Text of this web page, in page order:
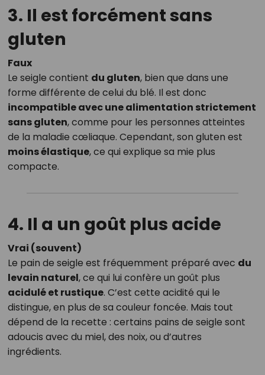
3. Il est forcément sans
gluten
Faux
Le seigle contient du gluten, bien que dans une
forme différente de celui du blé. Il est donc
incompatible avec une alimentation strictement
sans gluten, comme pour les personnes atteintes
de la maladie cœliaque. Cependant, son gluten est
moins élastique, ce qui explique sa mie plus
compacte.
4. Il a un goût plus acide
Vrai (souvent)
Le pain de seigle est fréquemment préparé avec du
levain naturel, ce qui lui confère un goût plus
acidulé et rustique. C’est cette acidité qui le
distingue, en plus de sa couleur foncée. Mais tout
dépend de la recette : certains pains de seigle sont
adoucis avec du miel, des noix, ou d’autres
ingrédients.